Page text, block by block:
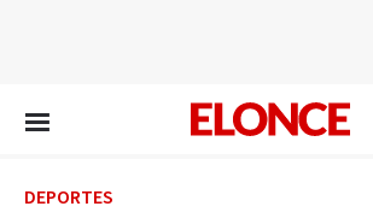
DEPORTES